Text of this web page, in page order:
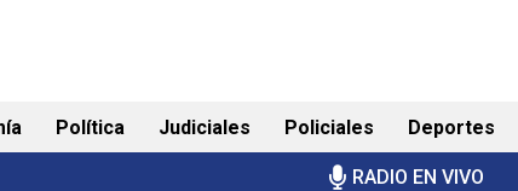
Política Judiciales Policiales Deportes
RADIO EN VIVO